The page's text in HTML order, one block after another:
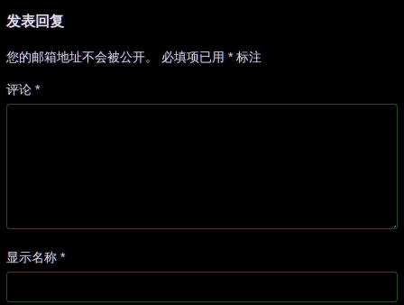
发表回复
您的邮箱地址不会被公开。 必填项已用*标注
评论*
显示名称*